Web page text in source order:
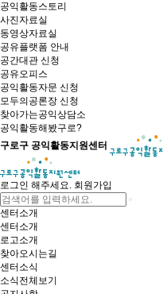
공익활동스토리
사진자료실
동영상자료실
공유플랫폼 안내
공간대관 신청
공유오피스
공익활동자문 신청
모두의공론장 신청
찾아가는공익상담소
공익활동해봤구로?
구로구 공익활동지원센터
로그인 해주세요. 회원가입
센터소개
센터소개
로고소개
찾아오시는길
센터소식
소식전체보기